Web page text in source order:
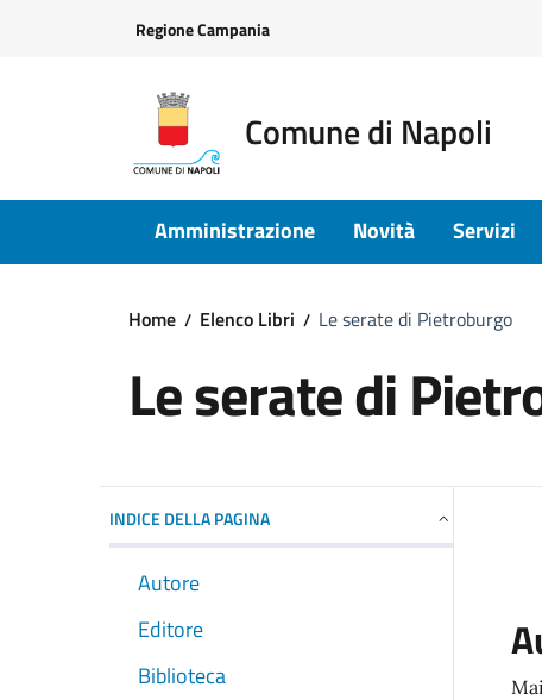
Regione Campania
Comune di Napoli
Amministrazione Novità Servizi
Home Elenco Libri Le serate di Pietroburgo
Le serate di
INDICE DELLA PAGINA
Autore
Editore
Biblioteca